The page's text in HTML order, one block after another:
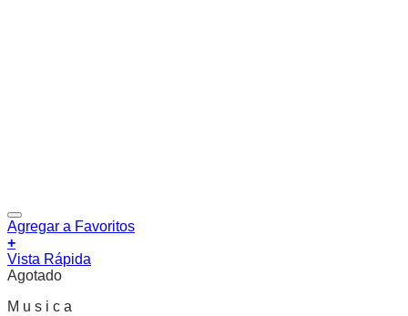
Agregar a Favoritos
+
Vista Rápida
Agotado
M u s i c a